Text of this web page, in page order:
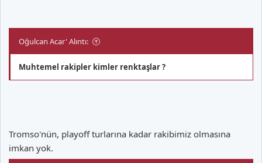
Oğulcan Acar' Alıntı:
Muhtemel rakipler kimler renktaşlar ?
Tromso'nün, playoff turlarına kadar rakibimiz olmasına
imkan yok.